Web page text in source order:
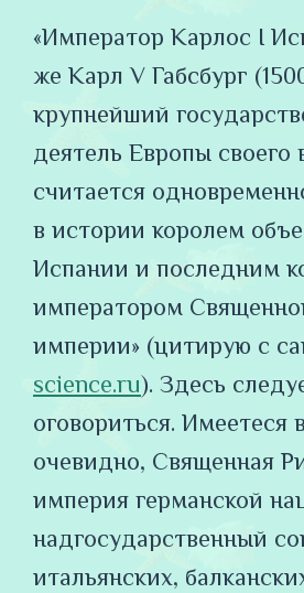
«Император Карлос I
же Карл V Габсбург
крупнейший
деятель Европы
считается
в истории королем
Испании и последним
императором
империи» (цитирую с
science.ru). Здесь
оговориться. Имеетеся
очевидно, Священная
империя германской
надгосударственный
итальянских,